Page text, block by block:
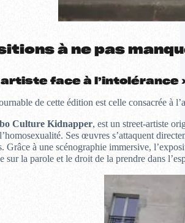
à ne pas
artiste face à l’intolérance
de cette édition est celle consacrée à
Culture Kidnapper, est un street-artiste
Ses œuvres s’attaquent
Grâce à une scénographie immersive,
sur la parole et le droit de la prendre dans